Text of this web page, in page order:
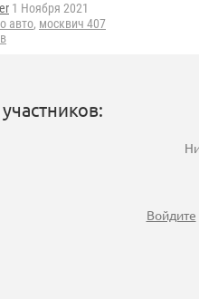
1 Ноября 2021
авто, москвич 407
Войдите